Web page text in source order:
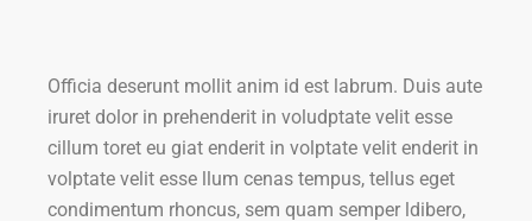
Officia deserunt mollit anim id est labrum. Duis aute
iruret dolor in prehenderit in voludptate velit esse
cillum toret eu giat enderit in volptate velit enderit in
volptate velit esse llum cenas tempus, tellus eget
condimentum rhoncus, sem quam semper ldibero,